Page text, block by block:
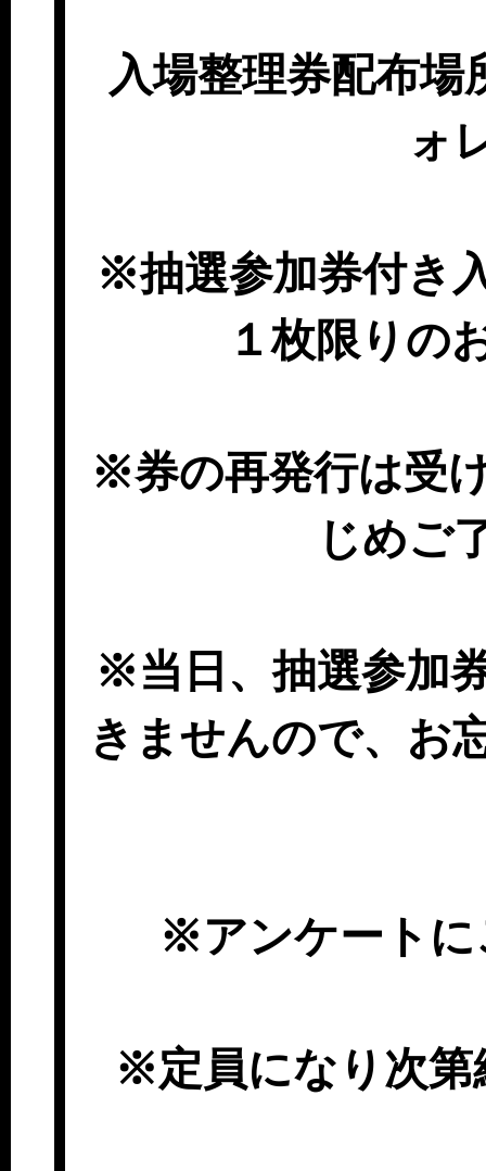
入場整理券配布
ォ
※抽選参加券付き
１枚限りの
※券の再発行は受
じめご
※当日、抽選参加
きませんので、お
※アンケートに
※定員になり次第